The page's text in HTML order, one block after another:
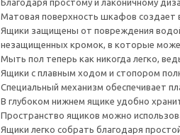
Благодаря простому и лаконичному
Матовая поверхность шкафов создает
Ящики защищены от повреждения водой
незащищенных кромок, в которые
Мыть пол теперь как никогда легко,
Ящики с плавным ходом и стопором
Специальный механизм обеспечивает
В глубоком нижнем ящике удобно
Пространство ящиков можно
Ящики легко собрать благодаря